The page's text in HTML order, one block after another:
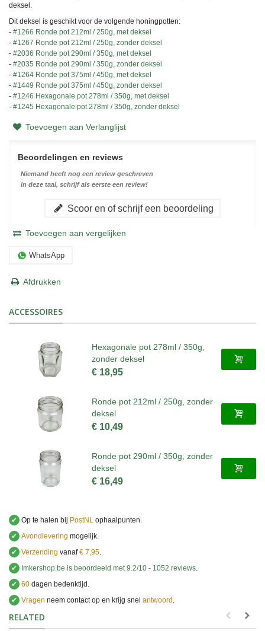
deksel.
Dit deksel is geschikt voor de volgende honingpotten:
- #1266 Ronde pot 212ml / 250g, met deksel
- #1267 Ronde pot 212ml / 250g, zonder deksel
- #2036 Ronde pot 290ml / 350g, met deksel
- #2035 Ronde pot 290ml / 350g, zonder deksel
- #1264 Ronde pot 375ml / 450g, met deksel
- #1449 Ronde pot 375ml / 450g, zonder deksel
- #1246 Hexagonale pot 278ml / 350g, met deksel
- #1245 Hexagonale pot 278ml / 350g, zonder deksel
Toevoegen aan Verlanglijst
Beoordelingen en reviews
Niemand heeft nog een review geschreven
in deze taal, schrijf als eerste een review!
Scoor en of schrijf een beoordeling
Toevoegen aan vergelijken
WhatsApp
Afdrukken
ACCESSOIRES
Hexagonale pot 278ml / 350g,
zonder deksel
€ 18,95
Ronde pot 212ml / 250g, zonder
deksel
€ 10,49
Ronde pot 290ml / 350g, zonder
deksel
€ 16,49
✔ Op te halen bij PostNL ophaalpunten.
✔ Avondlevering mogelijk.
✔ Verzending vanaf€ 7,95.
✔
Imkershop.be is beoordeeld met9.2/10 - 1052 reviews.
✔ 60 dagen bedenktijd.
✔ Vragen neem contact op en krijg snel antwoord .
RELATED